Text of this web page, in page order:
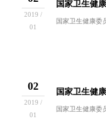
2019 /
01
国家卫生健康委
02
2019 /
01
国家卫生健
国家卫生健康委